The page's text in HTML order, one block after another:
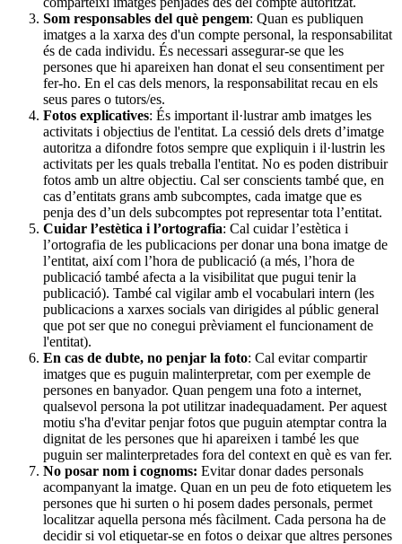
Som responsables del què pengem: Quan es publiquen
imatges a la xarxa des d'un compte personal, la responsabilitat
és de cada individu. És necessari assegurar-se que les
persones que hi apareixen han donat el seu consentiment per
fer-ho. En el cas dels menors, la responsabilitat recau en els
seus pares o tutors/es.
Fotos explicatives: És important il·lustrar amb imatges les
activitats i objectius de l'entitat. La cessió dels drets d’imatge
autoritza a difondre fotos sempre que expliquin i il·lustrin les
activitats per les quals treballa l'entitat. No es poden distribuir
fotos amb un altre objectiu. Cal ser conscients també que, en
cas d’entitats grans amb subcomptes, cada imatge que es
penja des d’un dels subcomptes pot representar tota l’entitat.
Cuidar l’estètica i l’ortografia: Cal cuidar l’estètica i
l’ortografia de les publicacions per donar una bona imatge de
l’entitat, així com l’hora de publicació (a més, l’hora de
publicació també afecta a la visibilitat que pugui tenir la
publicació). També cal vigilar amb el vocabulari intern (les
publicacions a xarxes socials van dirigides al públic general
que pot ser que no conegui prèviament el funcionament de
l'entitat).
En cas de dubte, no penjar la foto: Cal evitar compartir
imatges que es puguin malinterpretar, com per exemple de
persones en banyador. Quan pengem una foto a internet,
qualsevol persona la pot utilitzar inadequadament. Per aquest
motiu s'ha d'evitar penjar fotos que puguin atemptar contra la
dignitat de les persones que hi apareixen i també les que
puguin ser malinterpretades fora del context en què es van fer.
No posar nom i cognoms: Evitar donar dades personals
acompanyant la imatge. Quan en un peu de foto etiquetem les
persones que hi surten o hi posem dades personals, permet
localitzar aquella persona més fàcilment. Cada persona ha de
decidir si vol etiquetar-se en fotos o deixar que altres persones